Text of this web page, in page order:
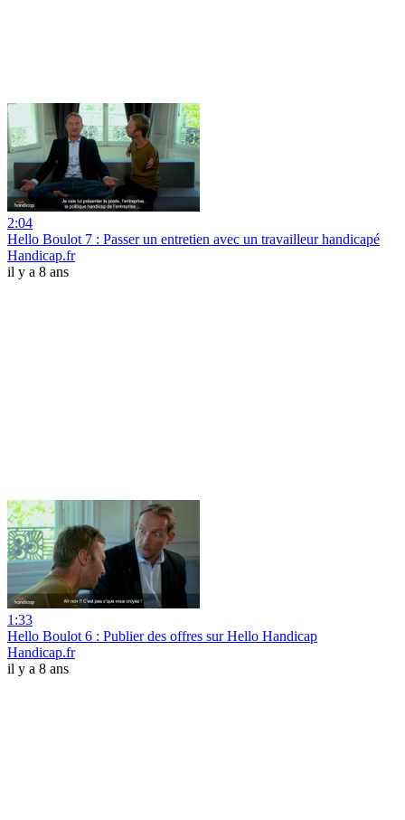
2:04
Hello Boulot 7 : Passer un entretien avec un travailleur handicapé
Handicap.fr
il y a 8 ans
1:33
Hello Boulot 6 : Publier des offres sur Hello Handicap
Handicap.fr
il y a 8 ans